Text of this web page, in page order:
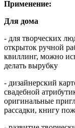
Применение:
Для дома
- для творческих
открыток ручной
квиллинг, можно
делать вырубку
- дизайнерский
свадебной
оригинальные
рассадки, книгу